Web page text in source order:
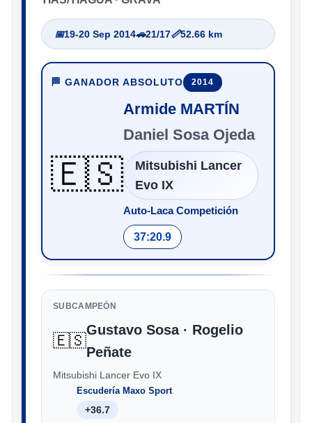
📅19-20 Sep 2014🚗21/17📏52.66 km
🏁 GANADOR ABSOLUTO 2014
🇪🇸
Armide MARTÍN
Daniel Sosa Ojeda
Mitsubishi Lancer
Evo IX
Auto-Laca Competición
37:20.9
SUBCAMPEÓN
🇪🇸
Gustavo Sosa · Rogelio
Peñate
Mitsubishi Lancer Evo IX
Escudería Maxo Sport
+36.7